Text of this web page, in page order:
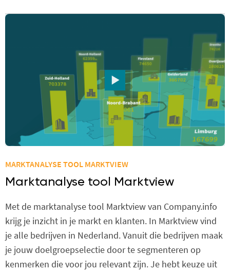
MARKTANALYSE TOOL MARKTVIEW
Marktanalyse tool Marktview
Met de marktanalyse tool Marktview van Company.info
krijg je inzicht in je markt en klanten. In Marktview vind
je alle bedrijven in Nederland. Vanuit die bedrijven maak
je jouw doelgroepselectie door te segmenteren op
kenmerken die voor jou relevant zijn. Je hebt keuze uit